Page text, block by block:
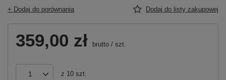
+ Dodaj do porównania Dodaj do listy zakupowej
359,00 zł brutto / szt.
z 10 szt.